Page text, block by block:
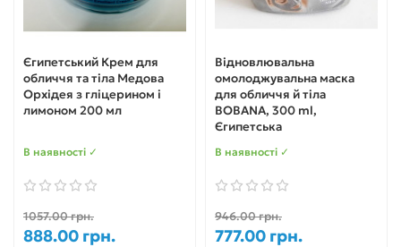
Єгипетський Крем для
обличчя та тіла Медова
Орхідея з гліцерином і
лимоном 200 мл
В наявності ✓
1057.00 грн.
888.00 грн.
Відновлювальна
омолоджувальна маска
для обличчя й тіла
BOBANA, 300 ml,
Єгипетська
В наявності ✓
946.00 грн.
777.00 грн.